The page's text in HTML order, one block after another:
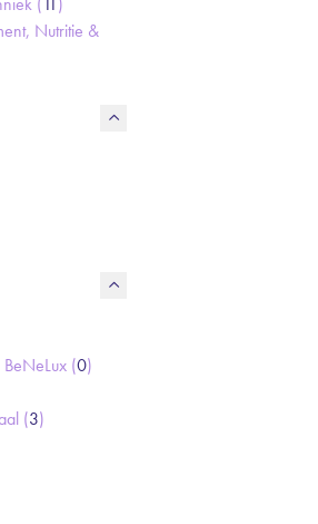
Nutritie &
(0)
(3)